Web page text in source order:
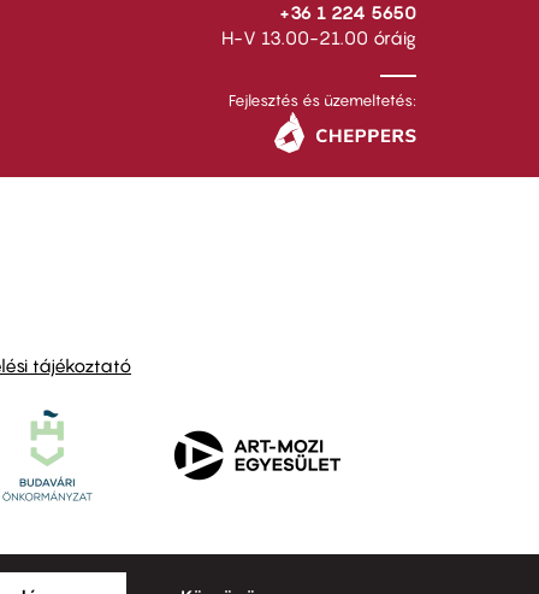
+36 1 224 5650
H-V 13.00-21.00 óráig
Fejlesztés és üzemeltetés:
tájékoztató